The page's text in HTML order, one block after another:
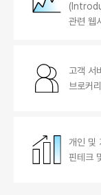
관련 웹
고객 서
브로커
개인 및
핀테크